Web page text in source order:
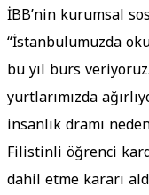
İBB’nin kurumsal
“İstanbulumuzda
bu yıl burs
yurtlarımızda
insanlık dramı
Filistinli öğrenci
dahil etme kararı